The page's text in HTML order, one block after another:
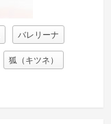
バレリーナ
狐（キツネ）